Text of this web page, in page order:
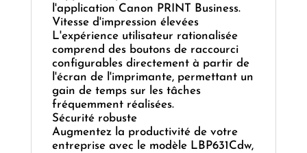
l'application Canon PRINT Business.
Vitesse d'impression élevées
L'expérience utilisateur rationalisée
comprend des boutons de raccourci
configurables directement à partir de
l'écran de l'imprimante, permettant un
gain de temps sur les tâches
fréquemment réalisées.
Sécurité robuste
Augmentez la productivité de votre
entreprise avec le modèle LBP631Cdw,